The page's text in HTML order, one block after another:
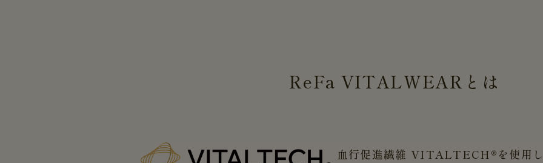
ReFa VITALWEAR とは
血行促進繊維 VITALTECH®を使用